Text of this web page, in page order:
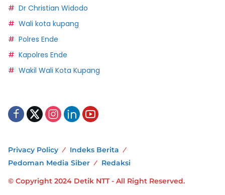
Dr Christian Widodo
Wali kota kupang
Polres Ende
Kapolres Ende
Wakil Wali Kota Kupang
Privacy Policy
Indeks Berita
Pedoman Media Siber
Redaksi
© Copyright 2024 Detik NTT - All Right Reserved.